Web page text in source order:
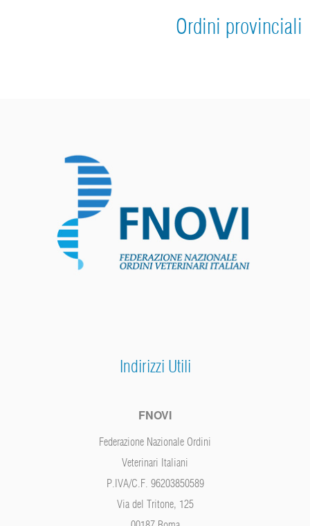
Ordini provinciali
Indirizzi Utili
FNOVI
Federazione Nazionale Ordini
Veterinari Italiani
P.IVA/C.F. 96203850589
Via del Tritone, 125